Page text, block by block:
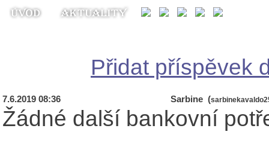
Přidat příspěvek
7.6.2019 08:36 Sarbine (
Žádné další bankovní